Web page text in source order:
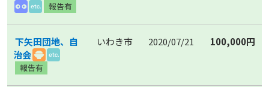
下矢田団地、自
治会
いわき市 2020/07/21 100,000円